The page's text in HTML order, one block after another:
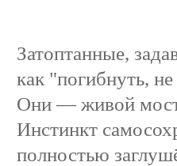
Затоптанные,
как "погибнуть,
Они — живой
Инстинкт
полностью